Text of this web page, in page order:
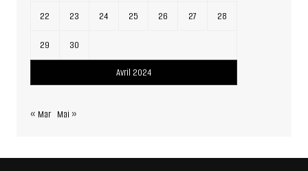
Avril 2024
22 23 24 25 26 27 28
29 30
« Mar Mai »